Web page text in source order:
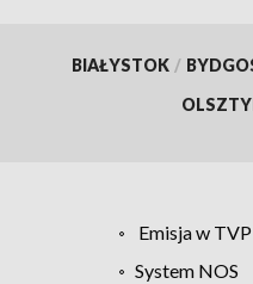
BIAŁYSTOK /
Emisja w TVP
System NOS